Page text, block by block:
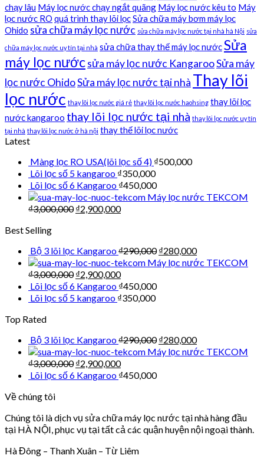
chạy lâu Máy lọc nước chạy ngắt quãng Máy lọc nước kêu to Máy
lọc nước RO quá trình thay lõi lọcSửa chữa máy bơm máy lọc
Ohido sửa chữa máy lọc nước sửa chữa máy lọc nước tại nhà hà Nội sửa
chữa máy lọc nước uy tín tại nhà sửa chữa thay thế máy lọc nướcSửa
máy lọc nướcsửa máy lọc nước KangarooSửa máy
lọc nước OhidoSửa máy lọc nước tại nhà Thay lõi
lọc nước thay lõi lọc nước giá rẻ thay lõi lọc nước haohsing thay lõi lọc
nước kangaroo thay lõi lọc nước tại nhà thay lõi lọc nước uy tín
tại nhà thay lõi lọc nước ở hà nội thay thế lõi lọc nước
Latest
Màng lọc RO USA(lõi lọc số 4) ₫500,000
Lõi lọc số 5 kangaroo ₫350,000
Lõi lọc số 6 Kangaroo ₫450,000
Máy lọc nước TEKCOM
₫3,000,000 ₫2,900,000
Best Selling
Bộ 3 lõi lọc Kangaroo₫290,000 ₫280,000
Máy lọc nước TEKCOM
₫3,000,000 ₫2,900,000
Lõi lọc số 6 Kangaroo ₫450,000
Lõi lọc số 5 kangaroo ₫350,000
Top Rated
Bộ 3 lõi lọc Kangaroo₫290,000 ₫280,000
Máy lọc nước TEKCOM
₫3,000,000 ₫2,900,000
Lõi lọc số 6 Kangaroo ₫450,000
Về chúng tôi
Chúng tôi là dịch vụ sửa chữa máy lọc nước tại nhà hàng đầu
tại HÀ NỘI, phục vụ tại tất cả các quận huyện nội ngoại thành.
Hà Đông – Thanh Xuân – Từ Liêm